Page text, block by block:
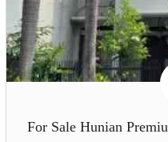
For Sale Hunian